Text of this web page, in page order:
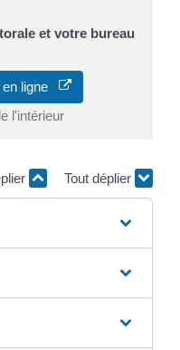
et votre bureau
ligne
l'intérieur
Tout déplier